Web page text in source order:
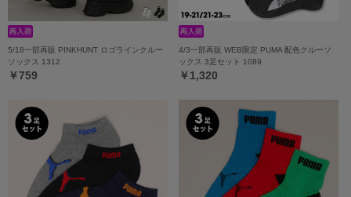
5/18一部再販 PINKHUNT ロゴラインクルー
ソックス 1312
￥759
4/3一部再販 WEB限定 PUMA 配色クルーソ
ックス 3足セット 1089
￥1,320